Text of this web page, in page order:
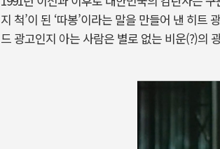
지 척’이 된 ‘따봉’이라는 말을 만들어 낸 히트
드 광고인지 아는 사람은 별로 없는 비운(?)의